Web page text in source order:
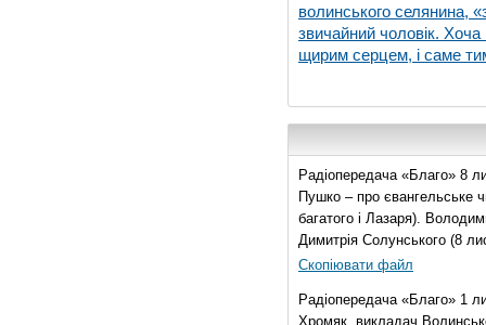
волинського селянина,
звичайний чоловік. Хоча
щирим серцем, і саме
Радіопередача «Благо» 8
Пушко – про євангельське
багатого і Лазаря).
Димитрія Солунського (8
Скопіювати файл
Радіопередача «Благо» 1
Хромяк, викладач